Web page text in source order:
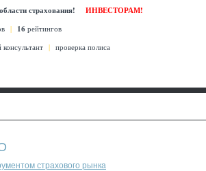
страхования!
ИНВЕСТОРАМ!
| 16 рейтингов
консультант | проверка полиса
страхового рынка